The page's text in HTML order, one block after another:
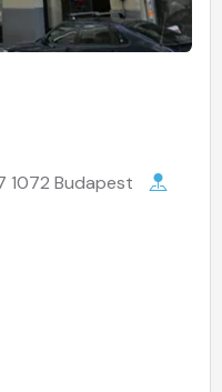
1072 Budapest